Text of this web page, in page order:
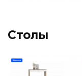
Столы